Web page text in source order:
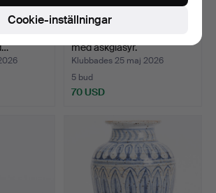
med askglasyr.
Klubbades 25 maj 2026
5 bud
70 USD
Cookie-inställningar